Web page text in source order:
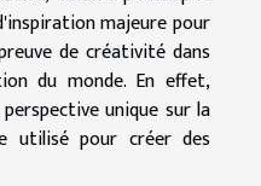
majeure pour
de créativité dans
du monde. En effet,
unique sur la
pour créer des